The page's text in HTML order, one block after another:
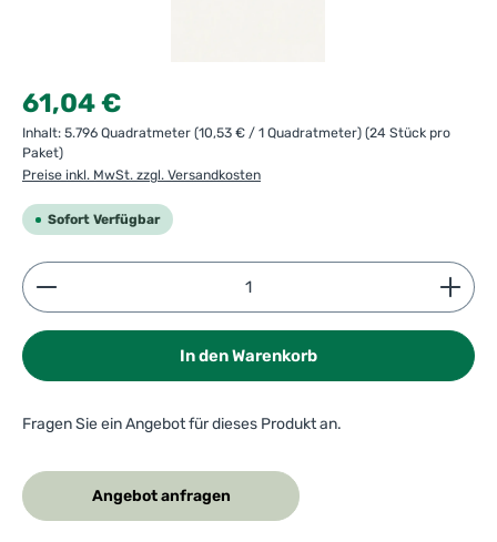
Regulärer Preis:
61,04 €
Inhalt: 5.796 Quadratmeter (10,53 € / 1 Quadratmeter) (24 Stück pro
Paket)
Preise inkl. MwSt. zzgl. Versandkosten
Sofort Verfügbar
Produkt Anzahl: Gib den gewünschten Wert ein
In den Warenkorb
Fragen Sie ein Angebot für dieses Produkt an.
Angebot anfragen